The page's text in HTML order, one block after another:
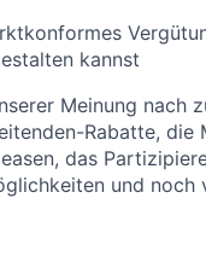
kannst
Meinung nach
Rabatte,
das
und noch